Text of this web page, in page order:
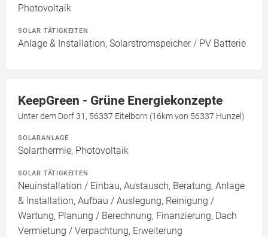
Photovoltaik
SOLAR TÄTIGKEITEN
Anlage & Installation, Solarstromspeicher / PV Batterie
KeepGreen - Grüne Energiekonzepte
Unter dem Dorf 31, 56337 Eitelborn (16km von 56337 Hunzel)
SOLARANLAGE
Solarthermie, Photovoltaik
SOLAR TÄTIGKEITEN
Neuinstallation / Einbau, Austausch, Beratung, Anlage
& Installation, Aufbau / Auslegung, Reinigung /
Wartung, Planung / Berechnung, Finanzierung, Dach
Vermietung / Verpachtung, Erweiterung